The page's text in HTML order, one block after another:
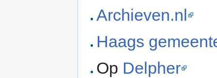
Archieven.nl
Haags
Op Delpher